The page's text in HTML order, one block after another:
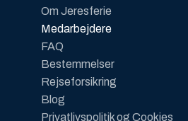
Om Jeresferie
Medarbejdere
FAQ
Bestemmelser
Rejseforsikring
Blog
Privatlivspolitik og Cookies